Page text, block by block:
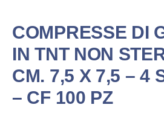
COMPRESSE DI
IN TNT NON
CM. 7,5 X 7,5 – 4
– CF 100 PZ